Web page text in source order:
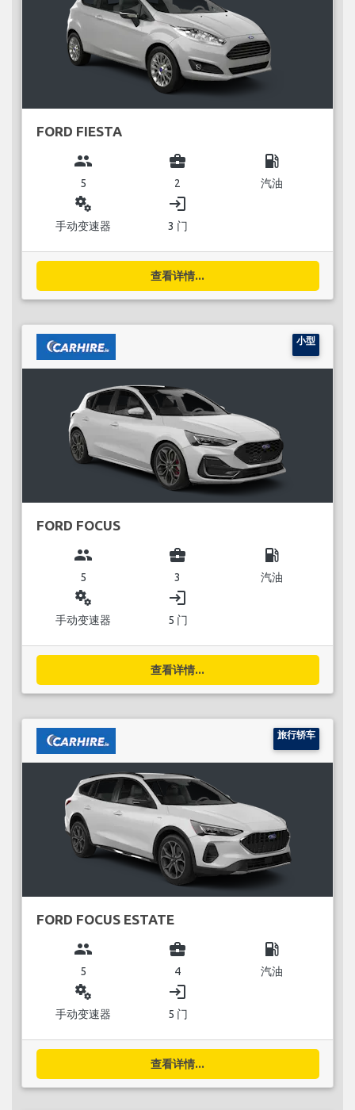
FORD FIESTA
group
5
business_center
2
local_gas_station
汽油
miscellaneous_services
手动变速器
login
3 门
查看详情...
小型
FORD FOCUS
group
5
business_center
3
local_gas_station
汽油
miscellaneous_services
手动变速器
login
5 门
查看详情...
旅行轿车
FORD FOCUS ESTATE
group
5
business_center
4
local_gas_station
汽油
miscellaneous_services
手动变速器
login
5 门
查看详情...